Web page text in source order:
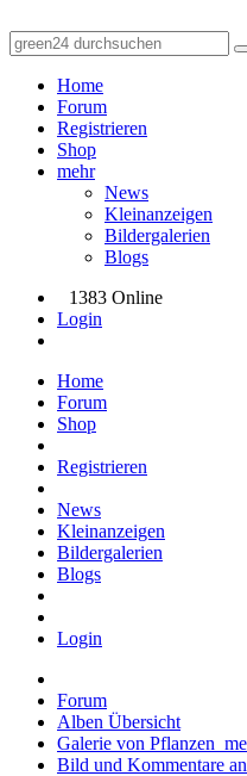
Home
Forum
Registrieren
Shop
mehr
News
Kleinanzeigen
Bildergalerien
Blogs
1383 Online
Login
Home
Forum
Shop
Registrieren
News
Kleinanzeigen
Bildergalerien
Blogs
Login
Forum
Alben Übersicht
Galerie von
Bild und Kommentare